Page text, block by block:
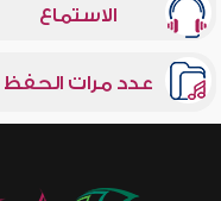
الاستماع
عدد مرات الحفظ